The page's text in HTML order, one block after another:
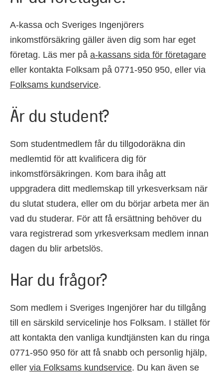
A-kassa och Sveriges Ingenjörers
inkomstförsäkring gäller även dig som har eget
företag. Läs mer på a-kassans sida för företagare
eller kontakta Folksam på 0771-950 950, eller via
Folksams kundservice.
Är du student?
Som studentmedlem får du tillgodoräkna din
medlemtid för att kvalificera dig för
inkomstförsäkringen. Kom bara ihåg att
uppgradera ditt medlemskap till yrkesverksam när
du slutat studera, eller om du börjar arbeta mer än
vad du studerar. För att få ersättning behöver du
vara registrerad som yrkesverksam medlem innan
dagen du blir arbetslös.
Har du frågor?
Som medlem i Sveriges Ingenjörer har du tillgång
till en särskild servicelinje hos Folksam. I stället för
att kontakta den vanliga kundtjänsten kan du ringa
0771-950 950 för att få snabb och personlig hjälp,
eller via Folksams kundservice. Du kan även se